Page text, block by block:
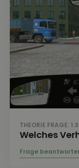
THEORIE FRAGE:
Welches